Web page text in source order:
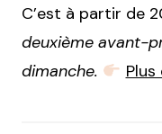
C’est à partir de
deuxième avant-
dimanche.
Plus